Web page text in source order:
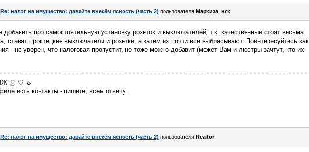
Re: налог на имущество: давайте внесём ясность (часть 2) пользователя Маркиза_нск
про самостоятельную установку розеток и выключателей, т.к. качественные стоят весьма
ставят простецкие выключатели и розетки, а затем их почти все выбрасывают. Поинтересуйтесь как
- не уверен, что налоговая пропустит, но тоже можно добавит (может Вам и люстры зачтут, кто их
㋛ ♡ ☼
есть контакты - пишите, всем отвечу.
Re: налог на имущество: давайте внесём ясность (часть 2) пользователя Realtor